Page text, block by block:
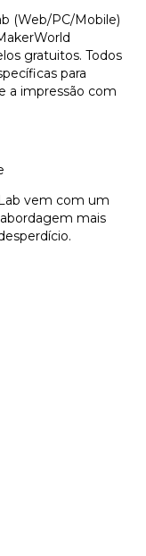
(Web/PC/Mobile)
gratuitos. Todos
para
a impressão com
vem com um
mais